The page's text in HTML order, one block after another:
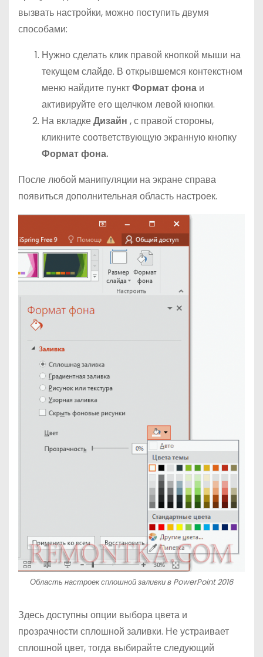
вызвать настройки, можно поступить двумя
способами:
Нужно сделать клик правой кнопкой мыши на
текущем слайде. В открывшемся контекстном
меню найдите пунктФормат фона и
активируйте его щелчком левой кнопки.
На вкладкеДизайн , с правой стороны,
кликните соответствующую экранную кнопку
Формат фона.
После любой манипуляции на экране справа
появиться дополнительная область настроек.
Область настроек сплошной заливки в PowerPoint 2016
Здесь доступны опции выбора цвета и
прозрачности сплошной заливки. Не устраивает
сплошной цвет, тогда выбирайте следующий